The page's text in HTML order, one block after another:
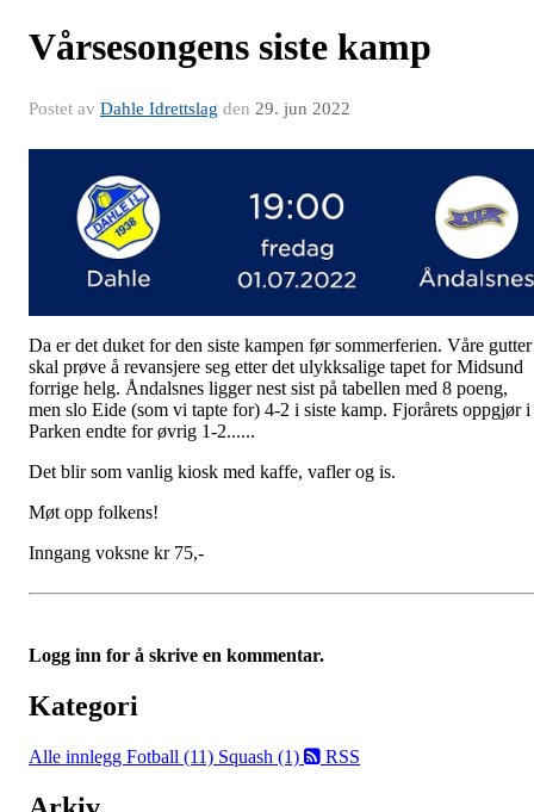
Vårsesongens siste kamp
Postet av Dahle Idrettslag den 29. jun 2022
Da er det duket for den siste kampen før sommerferien. Våre gutter
skal prøve å revansjere seg etter det ulykksalige tapet for Midsund
forrige helg. Åndalsnes ligger nest sist på tabellen med 8 poeng,
men slo Eide (som vi tapte for) 4-2 i siste kamp. Fjorårets oppgjør i
Parken endte for øvrig 1-2......
Det blir som vanlig kiosk med kaffe, vafler og is.
Møt opp folkens!
Inngang voksne kr 75,-
Logg inn for å skrive en kommentar.
Kategori
Alle innlegg Fotball (11) Squash (1) RSS